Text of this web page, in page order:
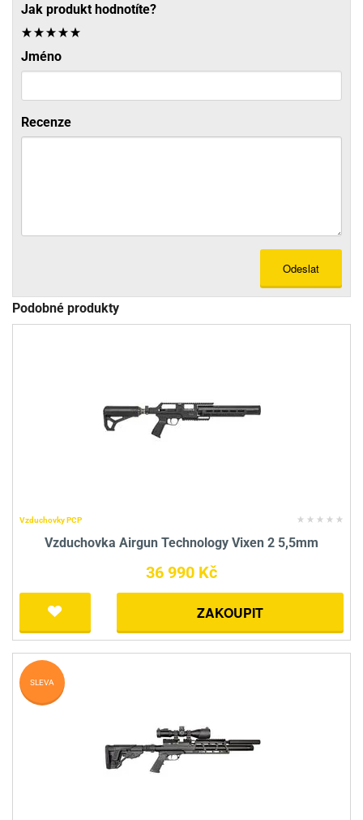
Jak produkt hodnotíte?
Jméno
Recenze
Odeslat
Podobné produkty
Vzduchovky PCP
Vzduchovka Airgun Technology Vixen 2 5,5mm
36 990 Kč
ZAKOUPIT
SLEVA